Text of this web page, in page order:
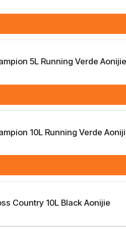
5L Running Verde Aonijie
10L Running Verde
Country 10L Black Aonijie